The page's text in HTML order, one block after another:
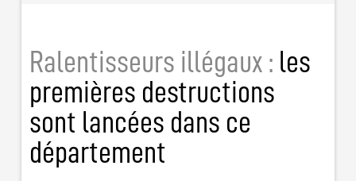
Ralentisseurs illégaux : les
premières destructions
sont lancées dans ce
département